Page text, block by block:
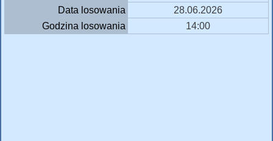
Data losowania
28.06.2026
Godzina losowania
14:00